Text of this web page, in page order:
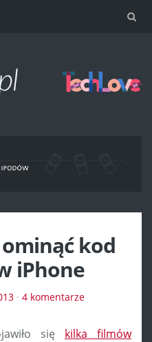
kod
iPhone
· 4 komentarze
się kilka filmów